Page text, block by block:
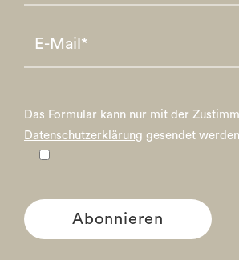
Das Formular kann nur mit der
Datenschutzerklärung gesendet